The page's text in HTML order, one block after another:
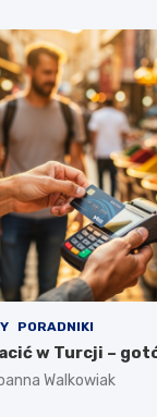
PORADNIKI
w Turcji –
Walkowiak